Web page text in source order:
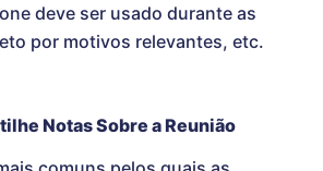
deve ser usado durante as
por motivos relevantes, etc.
Notas Sobre a Reunião